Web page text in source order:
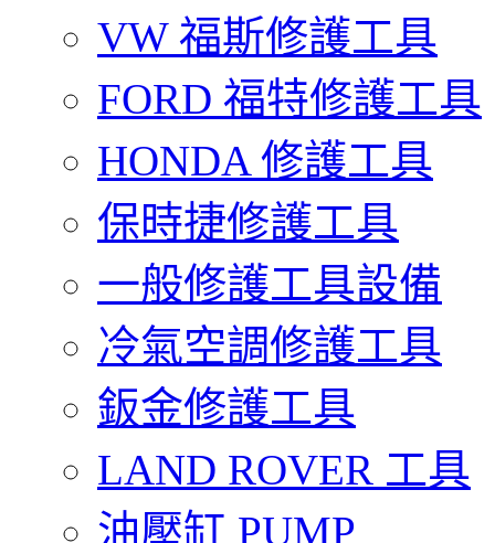
VW 福斯修護工具
FORD 福特修護工具
HONDA 修護工具
保時捷修護工具
一般修護工具設備
冷氣空調修護工具
鈑金修護工具
LAND ROVER 工具
油壓缸 PUMP